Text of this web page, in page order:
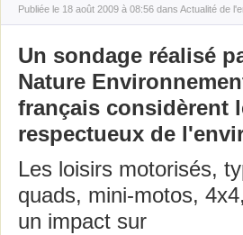
Publiée le 18 août 2009 à 08:56 dans Actualité de
Un sondage réalisé
Nature
français considèrent
respectueux de
Les loisirs motorisés,
quads, mini-motos,
un impact sur